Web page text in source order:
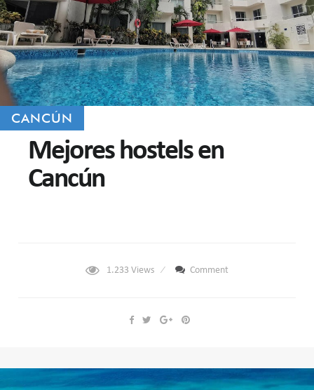
CANCÚN
Mejores hostels en
Cancún
1.233 Views Comment